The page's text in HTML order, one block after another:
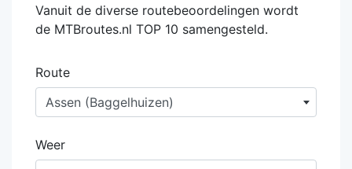
Vanuit de diverse routebeoordelingen wordt
de MTBroutes.nl TOP 10 samengesteld.
Route
Assen (Baggelhuizen)
Weer